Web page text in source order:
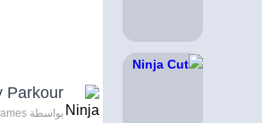
Parkour
بواسطة gameVgames